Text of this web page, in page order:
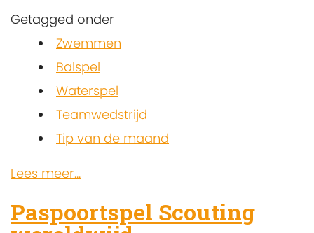
Getagged onder
Zwemmen
Balspel
Waterspel
Teamwedstrijd
Tip van de maand
Lees meer...
Paspoortspel Scouting